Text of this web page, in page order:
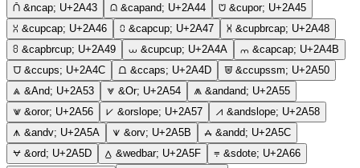
⩃ &ncap; U+2A43 ⩄ &capand; U+2A44 ⩅ &cupor; U+2A45
⩆ &cupcap; U+2A46 ⩇ &capcup; U+2A47 ⩈ &cupbrcap; U+2A48
⩉ &capbrcup; U+2A49 ⩊ &cupcup; U+2A4A ⩋ &capcap; U+2A4B
⩌ &ccups; U+2A4C ⩍ &ccaps; U+2A4D ⩐ &ccupssm; U+2A50
⩓ &And; U+2A53 ⩔ &Or; U+2A54 ⩕ &andand; U+2A55
⩖ &oror; U+2A56 ⩗ &orslope; U+2A57 ⩘ &andslope; U+2A58
⩚ &andv; U+2A5A ⩛ &orv; U+2A5B ⩜ &andd; U+2A5C
⩝ &ord; U+2A5D ⩟ &wedbar; U+2A5F ⩦ &sdote; U+2A66